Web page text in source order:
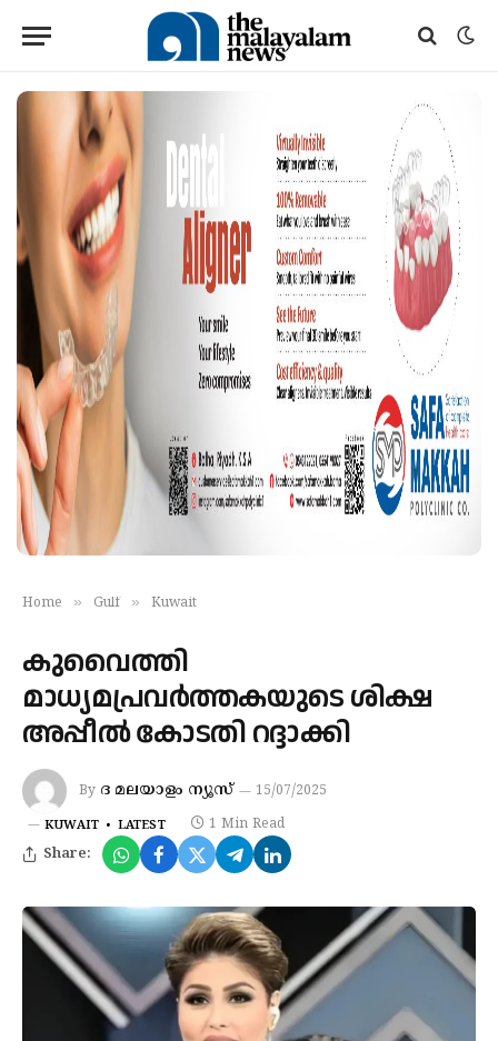
Home » Gulf » Kuwait
കുവൈത്തി
മാധ്യമപ്രവര്‍ത്തകയുടെ ശിക്ഷ
അപ്പീല്‍ കോടതി റദ്ദാക്കി
By ദ മലയാളം ന്യൂസ് 15/07/2025
KUWAIT LATEST 1 Min Read
Share: